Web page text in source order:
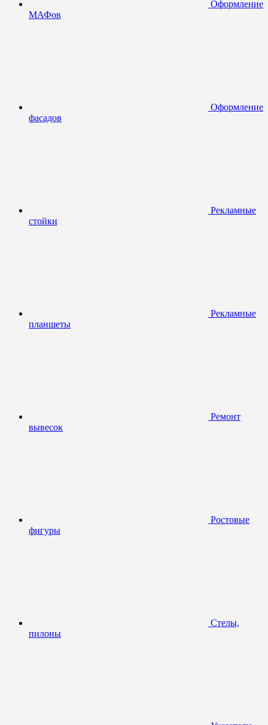
Оформление
МАФов
Оформление
фасадов
Рекламные
стойки
Рекламные
планшеты
Ремонт
вывесок
Ростовые
фигуры
Стелы,
пилоны